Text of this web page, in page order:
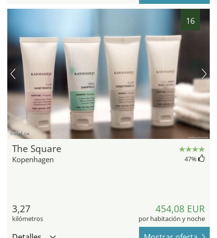
16
hotel.de
The Square
Kopenhagen 47%
3,27
kilómetros
454,08 EUR
por habitación y noche